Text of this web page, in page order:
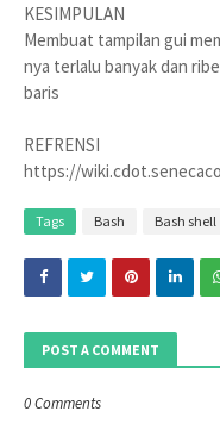
KESIMPULAN
Membuat tampilan gui
nya terlalu banyak dan
baris
REFRENSI
https://
Tags Bash Bash shell
POST A COMMENT
0 Comments